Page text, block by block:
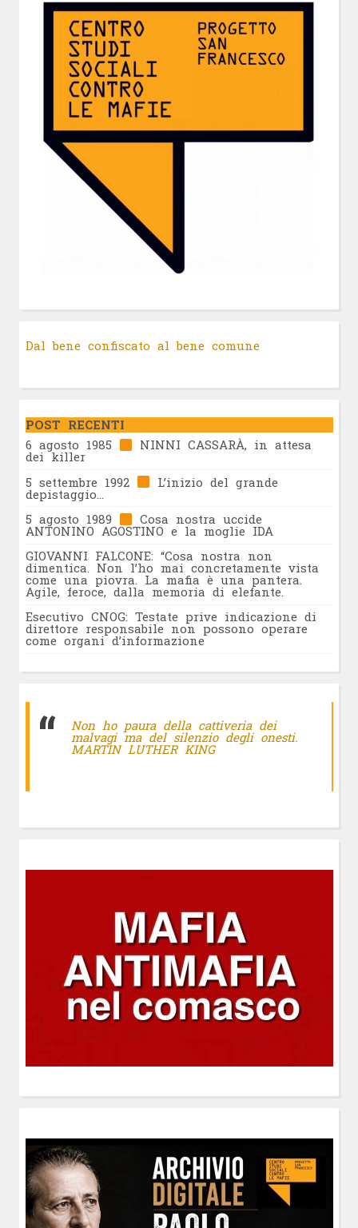
Dal bene confiscato al bene comune
POST RECENTI
6 agosto 1985
NINNI CASSARÀ, in attesa
dei killer
5 settembre 1992
L’inizio del grande
depistaggio…
5 agosto 1989
Cosa nostra uccide
ANTONINO AGOSTINO e la moglie IDA
GIOVANNI FALCONE: “Cosa nostra non
dimentica. Non l’ho mai concretamente vista
come una piovra. La mafia è una pantera.
Agile, feroce, dalla memoria di elefante.
Esecutivo CNOG: Testate prive indicazione di
direttore responsabile non possono operare
come organi d’informazione
Non ho paura della cattiveria dei
malvagi ma del silenzio degli onesti.
MARTIN LUTHER KING